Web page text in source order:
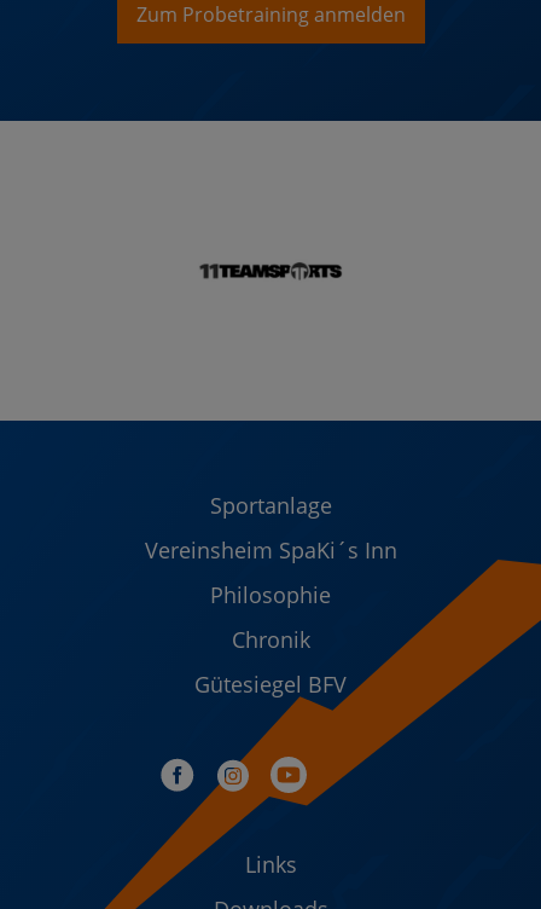
Zum Probetraining anmelden
Sportanlage
Vereinsheim SpaKi´s Inn
Philosophie
Chronik
Gütesiegel BFV
Links